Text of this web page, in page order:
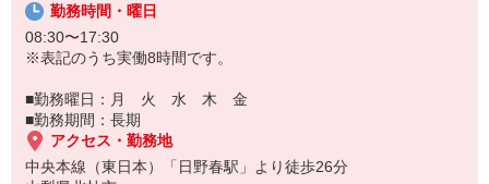
勤務時間・曜日
08:30〜17:30
※表記のうち実働8時間です。
■勤務曜日：月 火 水 木 金
■勤務期間：長期
アクセス・勤務地
中央本線（東日本）「日野春駅」より徒歩26分